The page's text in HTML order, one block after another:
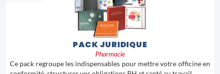
PACK JURIDIQUE
Pharmacie
Ce pack regroupe les indispensables pour mettre votre officine en